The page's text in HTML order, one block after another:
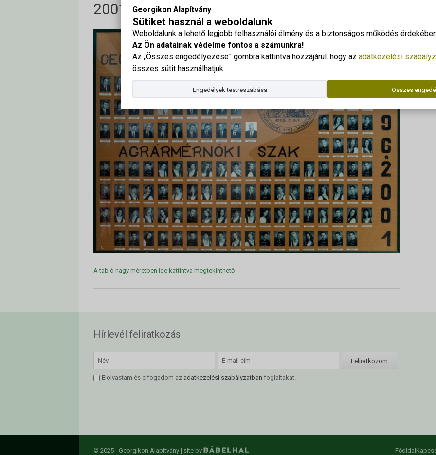
Georgikon Alapítvány
Sütiket használ a weboldalunk
Weboldalunk a lehető legjobb felhasználói élmény és a biztonságos működés
Az Ön adatainak védelme fontos a számunkra!
Az „Összes engedélyezése” gombra kattintva hozzájárul, hogy az adatkezelési
összes sütit használhatjuk.
Összes
Engedélyek testreszabása
2001 – agrármérnök
A tabló nagy méretben ide kattintva megtekinthető
Az
Hírlevél feliratkozás
Elolvastam és elfogadom az adatkezelési szabályzatban foglaltakat.
© 2025 - Georgikon Alapítvány | site by Főoldal